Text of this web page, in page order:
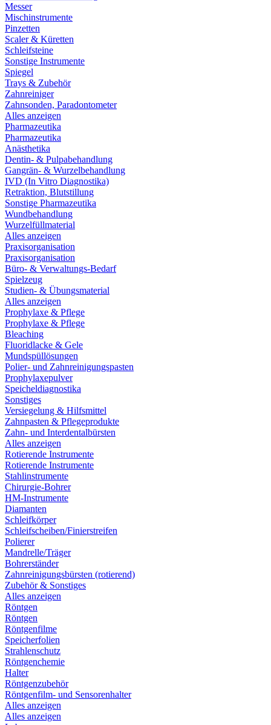
Messer
Mischinstrumente
Pinzetten
Scaler & Küretten
Schleifsteine
Sonstige Instrumente
Spiegel
Trays & Zubehör
Zahnreiniger
Zahnsonden, Paradontometer
Alles anzeigen
Pharmazeutika
Pharmazeutika
Anästhetika
Dentin- & Pulpabehandlung
Gangrän- & Wurzelbehandlung
IVD (In Vitro Diagnostika)
Retraktion, Blutstillung
Sonstige Pharmazeutika
Wundbehandlung
Wurzelfüllmaterial
Alles anzeigen
Praxisorganisation
Praxisorganisation
Büro- & Verwaltungs-Bedarf
Spielzeug
Studien- & Übungsmaterial
Alles anzeigen
Prophylaxe & Pflege
Prophylaxe & Pflege
Bleaching
Fluoridlacke & Gele
Mundspüllösungen
Polier- und Zahnreinigungspasten
Prophylaxepulver
Speicheldiagnostika
Sonstiges
Versiegelung & Hilfsmittel
Zahnpasten & Pflegeprodukte
Zahn- und Interdentalbürsten
Alles anzeigen
Rotierende Instrumente
Rotierende Instrumente
Stahlinstrumente
Chirurgie-Bohrer
HM-Instrumente
Diamanten
Schleifkörper
Schleifscheiben/Finierstreifen
Polierer
Mandrelle/Träger
Bohrerständer
Zahnreinigungsbürsten (rotierend)
Zubehör & Sonstiges
Alles anzeigen
Röntgen
Röntgen
Röntgenfilme
Speicherfolien
Strahlenschutz
Röntgenchemie
Halter
Röntgenzubehör
Röntgenfilm- und Sensorenhalter
Alles anzeigen
Alles anzeigen